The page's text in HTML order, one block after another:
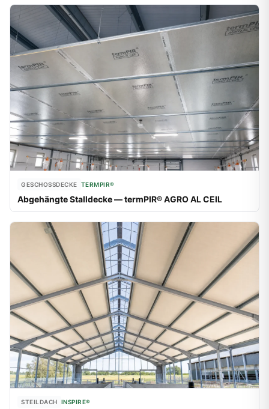
GESCHOSSDECKE TERMPIR®
Abgehängte Stalldecke — termPIR® AGRO AL CEIL
STEILDACH INSPIRE®